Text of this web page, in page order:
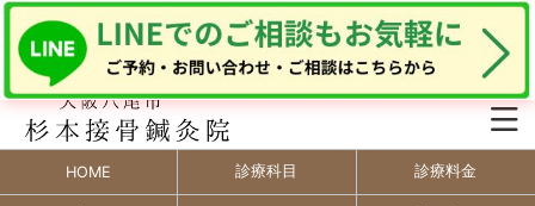
HOME 診療科目 診療料金